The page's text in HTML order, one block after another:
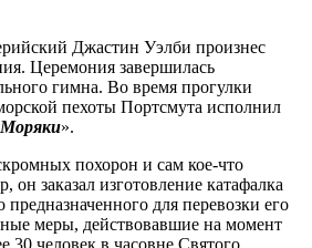
Джастин Уэлби произнес
Церемония завершилась
гимна. Во время прогулки
пехоты Портсмута исполнил
Моряки».
похорон и сам кое-что
он заказал изготовление катафалка
для перевозки его
меры, действовавшие на момент
30 человек в часовне Святого